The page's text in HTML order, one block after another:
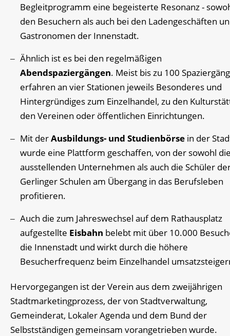
Begleitprogramm eine begeisterte Resonanz -
den Besuchern als auch bei den Ladengeschäften
Gastronomen der Innenstadt.
Ähnlich ist es bei den regelmäßigen
Abendspaziergängen. Meist bis zu 100
erfahren an vier Stationen jeweils Besonderes und
Hintergründiges zum Einzelhandel, zu den
den Vereinen oder öffentlichen Einrichtungen.
Mit derAusbildungs- und Studienbörse in der
wurde eine Plattform geschaffen, von der sowohl
ausstellenden Unternehmen als auch die Schüler
Gerlinger Schulen am Übergang in das Berufsleben
profitieren.
Auch die zum Jahreswechsel auf dem Rathausplatz
aufgestellte Eisbahn belebt mit über 10.000
die Innenstadt und wirkt durch die höhere
Besucherfrequenz beim Einzelhandel
Hervorgegangen ist der Verein aus dem zweijährigen
Stadtmarketingprozess, der von Stadtverwaltung,
Gemeinderat, Lokaler Agenda und dem Bund der
Selbstständigen gemeinsam vorangetrieben wurde.